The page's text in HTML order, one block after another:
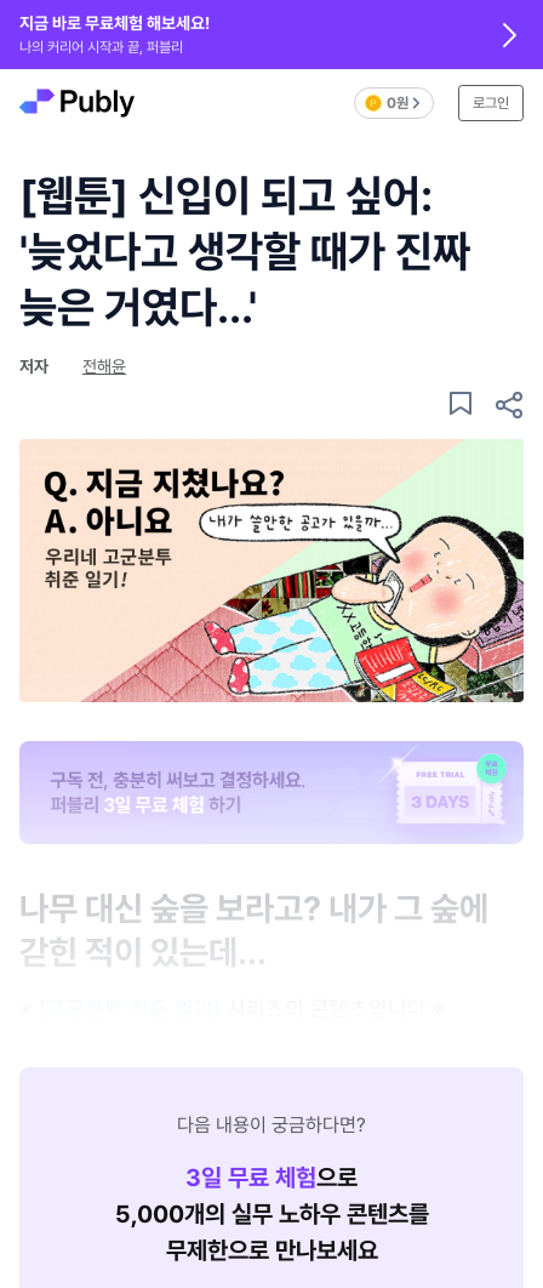
지금 바로 무료체험 해보세요!
나의 커리어 시작과 끝, 퍼블리
0원 로그인
[웹툰] 신입이 되고 싶어:
'늦었다고 생각할 때가 진짜
늦은 거였다...'
저자 전해윤
나무 대신 숲을 보라고? 내가 그 숲에
갇힌 적이 있는데...
다음 내용이 궁금하다면?
3일 무료 체험으로
5,000개의 실무 노하우 콘텐츠를
무제한으로 만나보세요